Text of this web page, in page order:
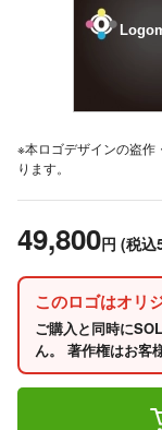
※本ロゴデザインの盗作
ります。
49,800円 (税込
このロゴはオリ
ご購入と同時に
ん。 著作権はお客